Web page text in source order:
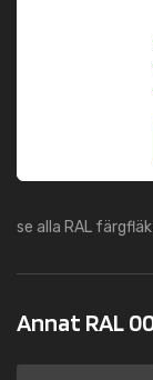
se alla RAL
Annat RAL